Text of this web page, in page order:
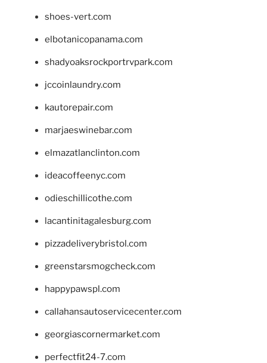
shoes-vert.com
elbotanicopanama.com
shadyoaksrockportrvpark.com
jccoinlaundry.com
kautorepair.com
marjaeswinebar.com
elmazatlanclinton.com
ideacoffeenyc.com
odieschillicothe.com
lacantinitagalesburg.com
pizzadeliverybristol.com
greenstarsmogcheck.com
happypawspl.com
callahansautoservicecenter.com
georgiascornermarket.com
perfectfit24-7.com